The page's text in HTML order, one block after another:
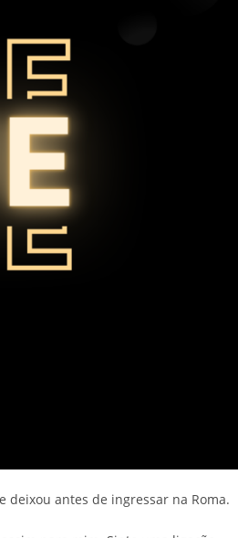
deixou antes de ingressar na Roma.